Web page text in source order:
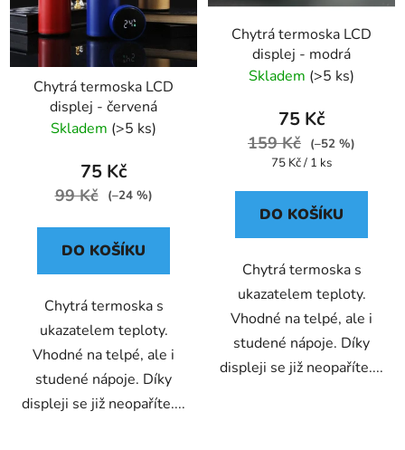
d
u
k
r
o
d
Chytrá termoska LCD
displej - červená
Skladem (>5 ks)
75 Kč
99 Kč (–24 %)
DO KOŠÍKU
Chytrá termoska s
ukazatelem teploty.
Vhodné na telpé, ale i
studené nápoje. Díky
displeji se již neopaříte....
Chytrá termoska LCD
displej - modrá
Skladem (>5 ks)
75 Kč
159 Kč
(–52 %)
Měrná
75 Kč / 1 ks
DO KOŠÍKU
Chytrá termoska s
ukazatelem teploty.
Vhodné na telpé, ale i
studené nápoje. Díky
displeji se již neopaříte....